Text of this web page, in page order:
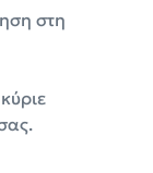
στη